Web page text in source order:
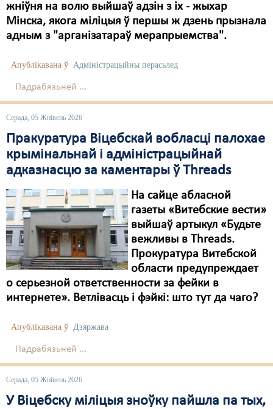
жніўня на волю выйшаў адзін з іх - жыхар
Мінска, якога міліцыя ў першы ж дзень прызнала
адным з "арганізатараў мерапрыемства".
Апублікавана ў Адміністрацыйны перасьлед
Падрабязьней ...
Серада, 05 Жнівень 2026
Пракуратура Віцебскай вобласці палохае
крымінальнай і адміністрацыйнай
адказнасцю за каментары ў Threads
На сайце абласной
газеты «Витебские вести»
выйшаў артыкул «Будьте
вежливы в Threads.
Прокуратура Витебской
области предупреждает
о серьезной ответственности за фейки в
интернете». Ветлівасць і фэйкі: што тут да чаго?
Апублікавана ў Дзяржава
Падрабязьней ...
Серада, 05 Жнівень 2026
У Віцебску міліцыя зноўку пайшлa па тых,